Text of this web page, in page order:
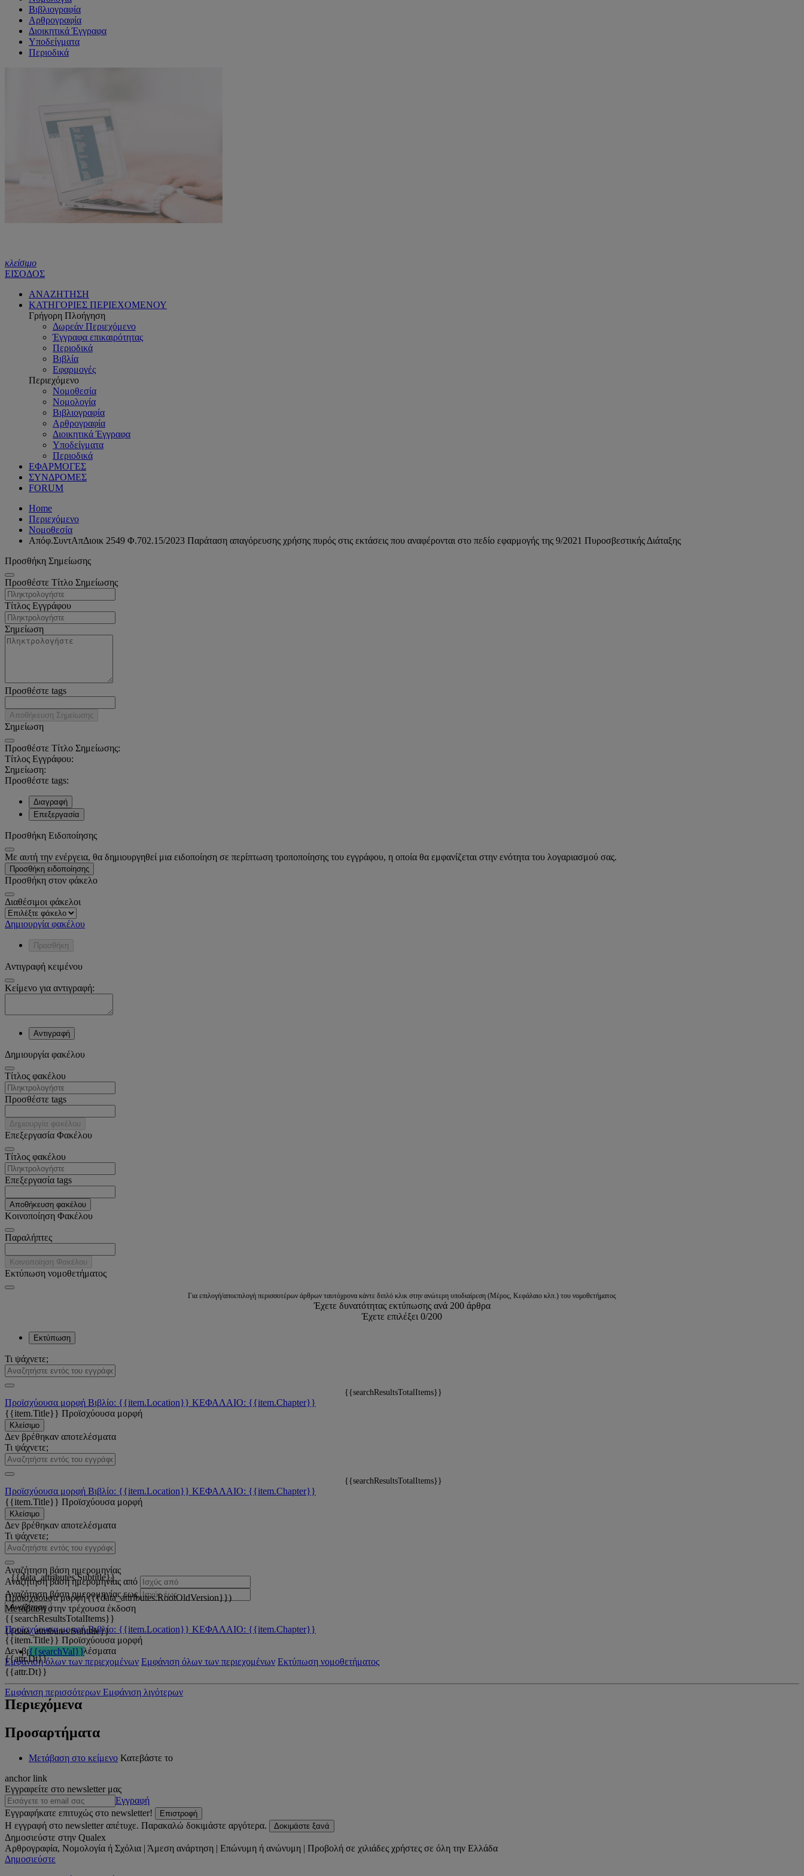
Βιβλιογραφία
Αρθρογραφία
Διοικητικά Έγγραφα
Υποδείγματα
Περιοδικά
κλείσιμο
ΕΙΣΟΔΟΣ
ΑΝΑΖΗΤΗΣΗ
ΚΑΤΗΓΟΡΙΕΣ ΠΕΡΙΕΧΟΜΕΝΟΥ
Γρήγορη Πλοήγηση
Δωρεάν Περιεχόμενο
Έγγραφα επικαιρότητας
Περιοδικά
Βιβλία
Εφαρμογές
Περιεχόμενο
Νομοθεσία
Νομολογία
Βιβλιογραφία
Αρθρογραφία
Διοικητικά Έγγραφα
Υποδείγματα
Περιοδικά
ΕΦΑΡΜΟΓΕΣ
ΣΥΝΔΡΟΜΕΣ
FORUM
Home
Περιεχόμενο
Νομοθεσία
Απόφ.ΣυντΑπΔιοικ 2549 Φ.702.15/2023 Παράταση απαγόρευσης χρήσης πυρός στις εκτάσεις που αναφέρονται στο πεδίο εφαρμογής της 9/2021 Πυροσβεστικής Διάταξης
Προσθήκη Σημείωσης
Προσθέστε Τίτλο Σημείωσης
Τίτλος Εγγράφου
Σημείωση
Προσθέστε tags
Αποθήκευση Σημείωσης
Σημείωση
Προσθέστε Τίτλο Σημείωσης:
Τίτλος Εγγράφου:
Σημείωση:
Προσθέστε tags:
Διαγραφή
Επεξεργασία
Προσθήκη Ειδοποίησης
Με αυτή την ενέργεια, θα δημιουργηθεί μια ειδοποίηση σε περίπτωση τροποποίησης του εγγράφου, η οποία θα εμφανίζεται στην ενότητα του λογαριασμού σας.
Προσθήκη ειδοποίησης
Προσθήκη στον φάκελο
Διαθέσιμοι φάκελοι
Δημιουργία φακέλου
Προσθήκη
Αντιγραφή κειμένου
Κείμενο για αντιγραφή:
Αντιγραφή
Δημιουργία φακέλου
Tίτλος φακέλου
Προσθέστε tags
Δημιουργία φακέλου
Επεξεργασία Φακέλου
Tίτλος φακέλου
Επεξεργασία tags
Αποθήκευση φακέλου
Κοινοποίηση Φακέλου
Παραλήπτες
Κοινοποίηση Φακέλου
Εκτύπωση νομοθετήματος
Για επιλογή/αποεπιλογή περισσοτέρων άρθρων ταυτόχρονα κάντε διπλό κλικ στην ανώτερη υποδιαίρεση (Μέρος, Κεφάλαιο κλπ.) του νομοθετήματος
Έχετε δυνατότητας εκτύπωσης ανά 200 άρθρα
Έχετε επιλέξει 0/200
Εκτύπωση
Τι ψάχνετε;
{{searchResultsTotalItems}}
Προϊσχύουσα μορφή Βιβλίο: {{item.Location}} ΚΕΦΑΛΑΙΟ: {{item.Chapter}}
{{item.Title}} Προϊσχύουσα μορφή
Κλείσιμο
Δεν βρέθηκαν αποτελέσματα
Τι ψάχνετε;
{{searchResultsTotalItems}}
Προϊσχύουσα μορφή Βιβλίο: {{item.Location}} ΚΕΦΑΛΑΙΟ: {{item.Chapter}}
{{item.Title}} Προϊσχύουσα μορφή
Κλείσιμο
Δεν βρέθηκαν αποτελέσματα
Τι ψάχνετε;
Αναζήτηση βάση ημερομηνίας
Αναζήτηση βάση ημερομηνίας από
Αναζήτηση βάση ημερομηνίας εως
Αναζήτηση
{{searchResultsTotalItems}}
Προϊσχύουσα μορφή Βιβλίο: {{item.Location}} ΚΕΦΑΛΑΙΟ: {{item.Chapter}}
{{item.Title}} Προϊσχύουσα μορφή
Δεν βρέθηκαν αποτελέσματα
Εμφάνιση όλων των περιεχομένων Εμφάνιση όλων των περιεχομένων Εκτύπωση νομοθετήματος
{{data_attributes.Subtitle}}
Προϊσχύουσα μορφή ({{data_attributes.RootOldVersion}})
Μετάβαση στην τρέχουσα έκδοση
{{data_attributes.Subtitle}}
{{searchVal}}
{{attr.Dt}}
Εμφάνιση περισσότερων Εμφάνιση λιγότερων
{{attr.Dt}}
Περιεχόμενα
Προσαρτήματα
Μετάβαση στο κείμενο Κατεβάστε το
anchor link
Εγγραφείτε στο newsletter μας
Εγγραφή
Εγγραφήκατε επιτυχώς στο newsletter!
Επιστροφή
Η εγγραφή στο newsletter απέτυχε. Παρακαλώ δοκιμάστε αργότερα. Δοκιμάστε ξανά
Δημοσιεύστε στην Qualex
Αρθρογραφία, Νομολογία ή Σχόλια | Άμεση ανάρτηση | Επώνυμη ή ανώνυμη | Προβολή σε χιλιάδες χρήστες σε όλη την Ελλάδα
Δημοσιεύστε